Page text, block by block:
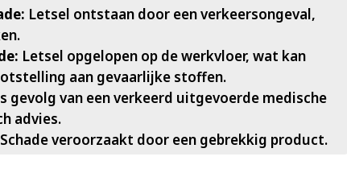
Letsel ontstaan door een verkeersongeval,
Letsel opgelopen op de werkvloer, wat kan
aan gevaarlijke stoffen.​
gevolg van een verkeerd uitgevoerde medische
advies.​
Schade veroorzaakt door een gebrekkig product.​